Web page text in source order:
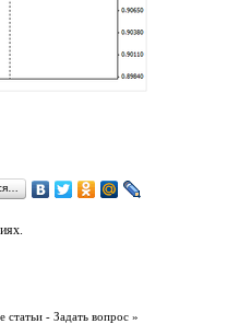
статьи - Задать вопрос »